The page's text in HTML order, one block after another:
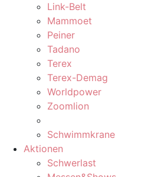
Link-Belt
Mammoet
Peiner
Tadano
Terex
Terex-Demag
Worldpower
Zoomlion
Schwimmkrane
Aktionen
Schwerlast